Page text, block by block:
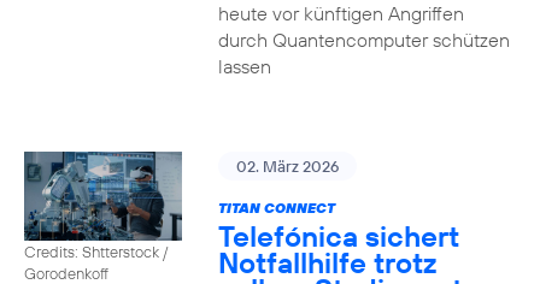
heute vor künftigen Angriffen
durch Quantencomputer schützen
lassen
Credits: Shtterstock /
Gorodenkoff
02. März 2026
TITAN CONNECT
Telefónica sichert
Notfallhilfe trotz